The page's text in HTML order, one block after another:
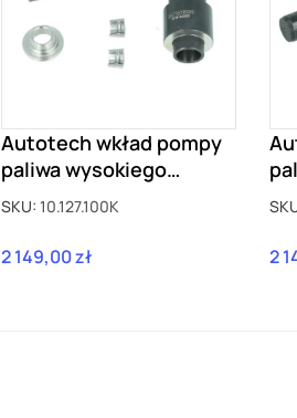
Autotech wkład pompy
paliwa wysokiego
ciśnienia 2.0 TFSI EA113
Mazda MPS
SKU: 10.127.100K
Cena
2 149,00 zł 2